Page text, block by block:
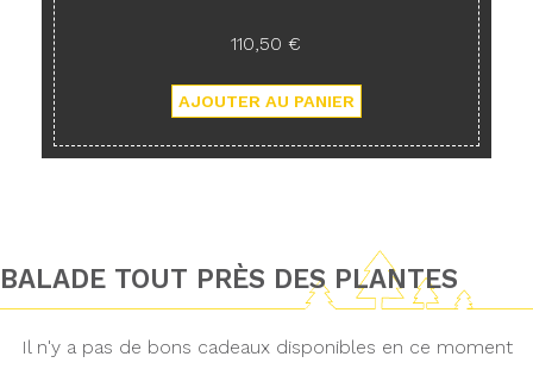
110,50 €
BALADE TOUT PRÈS DES PLANTES
Il n'y a pas de bons cadeaux disponibles en ce moment